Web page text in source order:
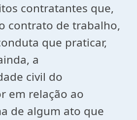
contratantes que,
contrato de trabalho,
que praticar,
a
civil do
em relação ao
de algum ato que